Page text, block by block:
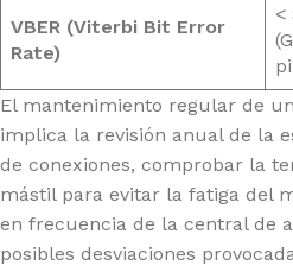
VBER (Viterbi Bit Error
Rate)
<
El mantenimiento regular de
implica la revisión anual de la
de conexiones, comprobar la
mástil para evitar la fatiga del
en frecuencia de la central de
posibles desviaciones